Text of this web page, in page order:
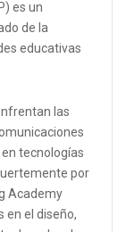
es un
de la
educativas
las
tecnologías
por
Academy
en el diseño,